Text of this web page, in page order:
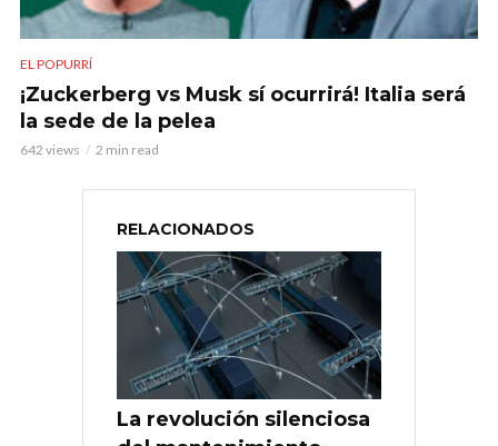
EL POPURRÍ
¡Zuckerberg vs Musk sí ocurrirá! Italia será
la sede de la pelea
642 views 2 min read
RELACIONADOS
La revolución silenciosa